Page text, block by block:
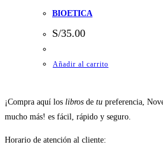
BIOETICA
S/35.00
Añadir al carrito
¡Compra aquí los libros de tu preferencia,
mucho más! es fácil, rápido y seguro.
Horario de atención al cliente: